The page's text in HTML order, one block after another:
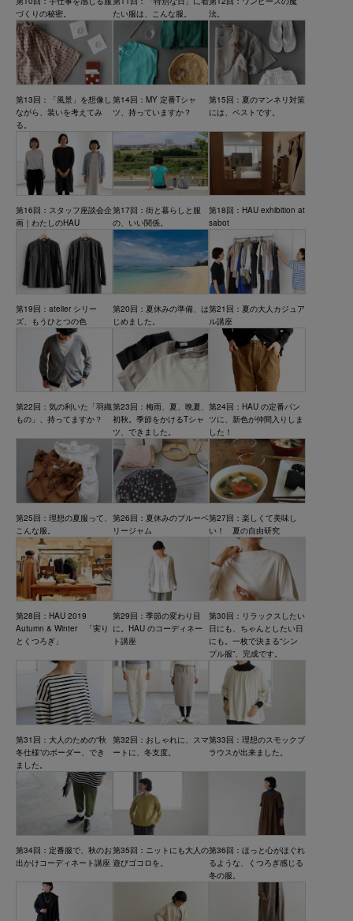
づくりの秘密。
たい服は、こんな服。
法。
第13回：「風景」を想像し
ながら、装いを考えてみ
る。
第14回：MY 定番Tシャ
ツ、持っていますか？
第15回：夏のマンネリ対策
には、ベストです。
第16回：スタッフ座談会企
画｜わたしのHAU
第17回：街と暮らしと服
の、いい関係。
第18回：HAU exhibition at
sabot
第19回：atelier シリー
ズ、もうひとつの色
第20回：夏休みの準備、は
じめました。
第21回：夏の大人カジュア
ル講座
第22回：気の利いた「羽織
もの」、持ってますか？
第23回：梅雨、夏、晩夏、
初秋。季節をかけるTシャ
ツ、できました。
第24回：HAU の定番パン
ツに、新色が仲間入りしま
した！
第25回：理想の夏服って、
こんな服。
第26回：夏休みのブルーベ
リージャム
第27回：楽しくて美味し
い！ 夏の自由研究
第28回：HAU 2019
Autumn & Winter 「実り
とくつろぎ」
第29回：季節の変わり目
に。HAU のコーディネー
ト講座
第30回：リラックスしたい
日にも、ちゃんとしたい日
にも。一枚で決まる“シン
プル服”、完成です。
第31回：大人のための“秋
冬仕様”のボーダー、でき
ました。
第32回：おしゃれに、スマ
ートに、冬支度。
第33回：理想のスモックブ
ラウスが出来ました。
第34回：定番服で、秋のお
出かけコーディネート講座
第35回：ニットにも大人の
遊びゴコロを。
第36回：ほっと心がほぐれ
るような、くつろぎ感じる
冬の服。